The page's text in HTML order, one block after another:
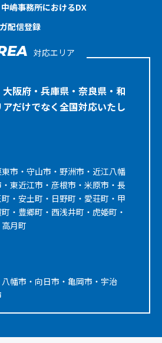
嶋事務所におけるDX
配信登録
対応エリア
阪府・兵庫県・奈良県・和
だけでなく全国対応いたし
市・守山市・野洲市・近江八幡
東近江市・彦根市・米原市・長
・安土町・日野町・愛荘町・甲
・豊郷町・西浅井町・虎姫町・
月町
幡市・向日市・亀岡市・宇治